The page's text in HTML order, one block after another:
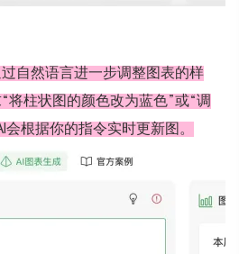
自然语言进一步调整图表的样
将柱状图的颜色改为蓝色”或“调
根据你的指令实时更新图。